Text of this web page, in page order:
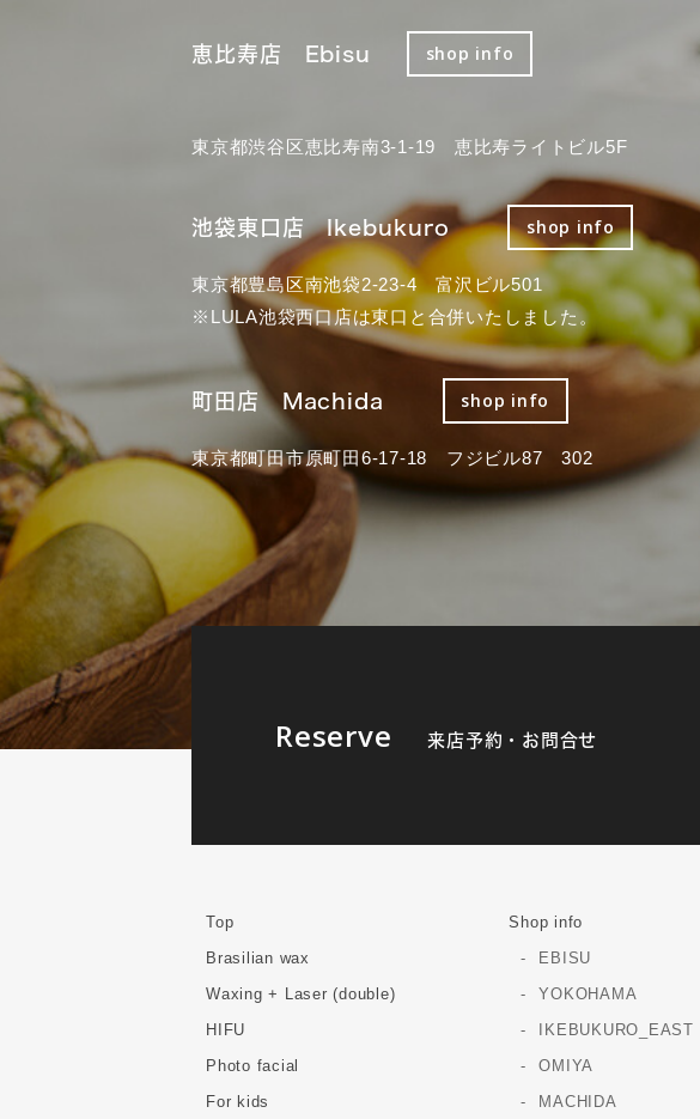
恵比寿店 Ebisu shop info
東京都渋谷区恵比寿南3-1-19 恵比寿ライトビル5F
池袋東口店 Ikebukuro shop info
東京都豊島区南池袋2-23-4 富沢ビル501
※LULA池袋西口店は東口と合併いたしました。
町田店 Machida shop info
東京都町田市原町田6-17-18 フジビル87 302
Reserve 来店予約・お問合せ
Top
Brasilian wax
Waxing + Laser (double)
HIFU
Photo facial
For kids
Shop info
EBISU
YOKOHAMA
IKEBUKURO_EAST
OMIYA
MACHIDA